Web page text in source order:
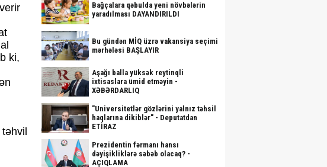
ki,
Bağçalara qəbulda yeni növbələrin
yaradılması DAYANDIRILDI
Bu gündən MİQ üzrə vakansiya seçimi
mərhələsi BAŞLAYIR
Aşağı balla yüksək reytinqli
ixtisaslara ümid etməyin -
XƏBƏRDARLIQ
"Universitetlər gözlərini yalnız təhsil
haqlarına dikiblər" - Deputatdan
ETİRAZ
Prezidentin fərmanı hansı
dəyişikliklərə səbəb olacaq? -
AÇIQLAMA